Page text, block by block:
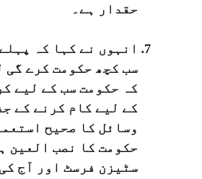
حقدار ہے۔
انہوں نے کہا کہ
سب کچھ حکومت کرے گی
کہ حکومت سب کے لیے
کے لیے کام کرنے کے
وسائل کا صحیح
حکومت کا نصب العین
سٹیزن فرسٹ اور آج